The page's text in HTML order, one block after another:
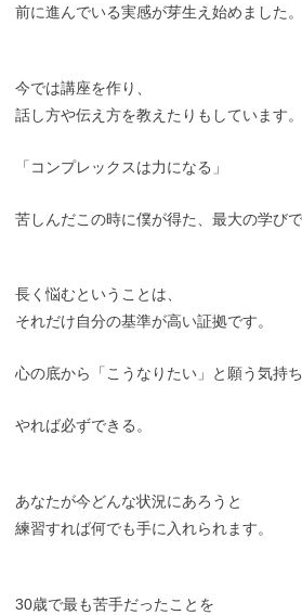
前に進んでいる実感が芽生え始めました。
今では講座を作り、
話し方や伝え方を教えたりもしています。
「コンプレックスは力になる」
苦しんだこの時に僕が得た、最大の学びで
長く悩むということは、
それだけ自分の基準が高い証拠です。
心の底から「こうなりたい」と願う気持ち
やれば必ずできる。
あなたが今どんな状況にあろうと
練習すれば何でも手に入れられます。
30歳で最も苦手だったことを